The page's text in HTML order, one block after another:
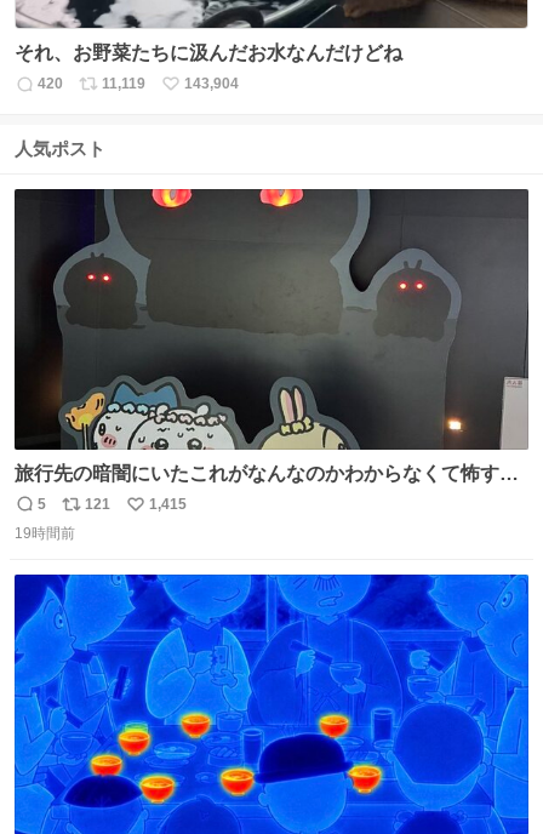
それ、お野菜たちに汲んだお水なんだけどね
返
数
420
リ
ス
11,119
い
143,904
人気ポスト
旅行先の暗闇にいたこれがなんなのかわからなくて怖すぎ
た 子どもたちも怖がりまくってた👻 ちいかわってこういう
感じのお話なんですか…？
返
信
5
リ
ポ
ト
数
121
い
数
1,415
19時間前